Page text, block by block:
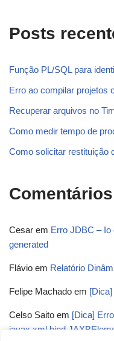
Posts
Função PL/SQL para
Erro ao compilar projetos
Recuperar arquivos no
Como medir tempo de
Como solicitar restituição
Comentários
Cesar em Erro JDBC – Io
generated
Flávio em Relatório
Felipe Machado em
Celso Saito em [Dica]